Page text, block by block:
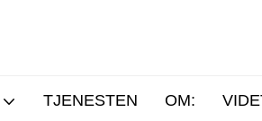
TJENESTEN OM: